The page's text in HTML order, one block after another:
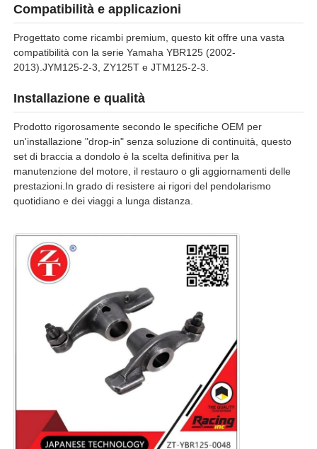
Fatory Tour
Contattaci
Richiedere un preventivo
componenti elettrici per motocicli
Parti di modifica per motocicli
Sistema di frenatura del motociclo
Parti del corpo del motociclo
Altri accessori per motociclette
Compatibilità e applicazioni
Progettato come ricambi premium, questo kit offre una vasta
compatibilità con la serie Yamaha YBR125 (2002-
2013).JYM125-2-3, ZY125T e JTM125-2-3.
Installazione e qualità
Prodotto rigorosamente secondo le specifiche OEM per
un'installazione "drop-in" senza soluzione di continuità, questo
set di braccia a dondolo è la scelta definitiva per la
manutenzione del motore, il restauro o gli aggiornamenti delle
prestazioni.In grado di resistere ai rigori del pendolarismo
quotidiano e dei viaggi a lunga distanza.